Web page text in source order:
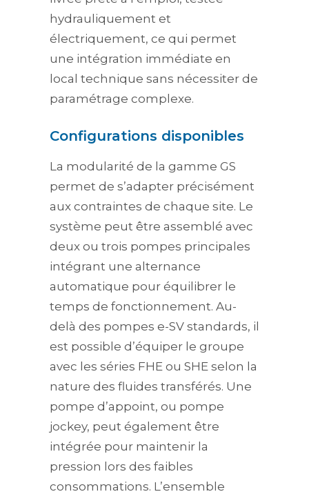
hydrauliquement et
électriquement, ce qui permet
une intégration immédiate en
local technique sans nécessiter de
paramétrage complexe.
Configurations disponibles
La modularité de la gamme GS
permet de s’adapter précisément
aux contraintes de chaque site. Le
système peut être assemblé avec
deux ou trois pompes principales
intégrant une alternance
automatique pour équilibrer le
temps de fonctionnement. Au-
delà des pompes e-SV standards, il
est possible d’équiper le groupe
avec les séries FHE ou SHE selon la
nature des fluides transférés. Une
pompe d’appoint, ou pompe
jockey, peut également être
intégrée pour maintenir la
pression lors des faibles
consommations. L’ensemble